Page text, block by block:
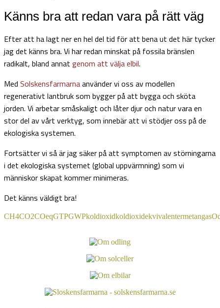
Känns bra att redan vara på rätt väg
Efter att ha lagt ner en hel del tid för att bena ut det här tycker
jag det känns bra. Vi har redan minskat på fossila bränslen
radikalt, bland annat genom att välja elbil.
Med Solskensfarmarnaanvänder vi oss av modellen
regenerativt lantbruk som bygger på att bygga och sköta
jorden. Vi arbetar småskaligt och låter djur och natur vara en
stor del av vårt verktyg, som innebär att vi stödjer oss på de
ekologiska systemen.
Fortsätter vi så är jag säker på att symptomen av störningarna
i det ekologiska systemet (global uppvärmning) som vi
människor skapat kommer minimeras.
Det känns väldigt bra!
CH4CO2COeqGTPGWPkoldioxidkoldioxidekvivalentermetangas